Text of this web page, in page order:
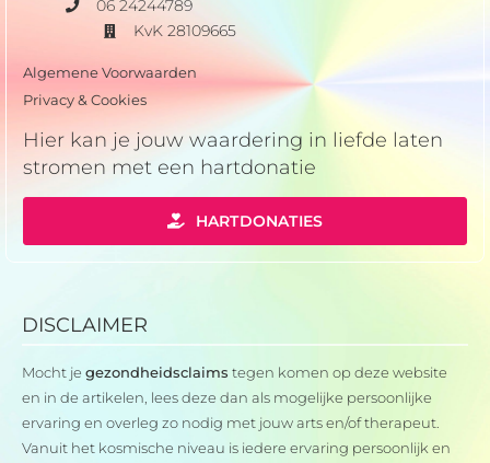
06 24244789
KvK 28109665
Algemene Voorwaarden
Privacy & Cookies
Hier kan je jouw waardering in liefde laten
stromen met een hartdonatie
HARTDONATIES
DISCLAIMER
Mocht je gezondheidsclaims tegen komen op deze website
en in de artikelen, lees deze dan als mogelijke persoonlijke
ervaring en overleg zo nodig met jouw arts en/of therapeut.
Vanuit het kosmische niveau is iedere ervaring persoonlijk en